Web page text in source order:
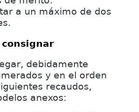
a un máximo de dos
debidamente
y en el orden
recaudos,
anexos: